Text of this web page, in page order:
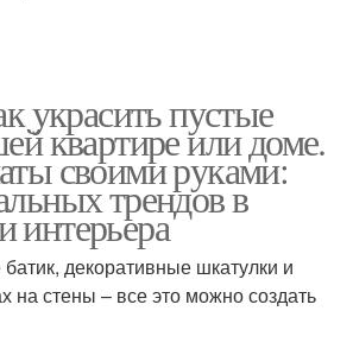
украсить пустые
квартире или доме.
своими руками:
трендов в
интерьера
декоративные шкатулки и
на стены – все это можно создать